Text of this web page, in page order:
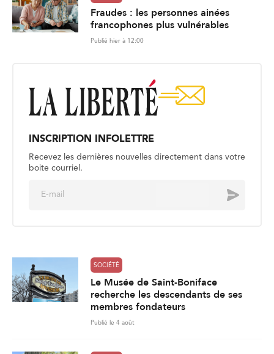
Fraudes : les personnes ainées
francophones plus vulnérables
Publié hier à 12:00
INSCRIPTION INFOLETTRE
Recevez les dernières nouvelles directement dans votre
boite courriel.
Envoyer
SOCIÉTÉ
Le Musée de Saint-Boniface
recherche les descendants de ses
membres fondateurs
Publié le 4 août